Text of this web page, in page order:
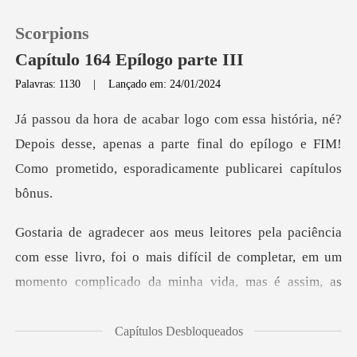
0
Sair
Scorpions
Capítulo 164 Epílogo parte III
Palavras: 1130 |Lançado em: 24/01/2024
Depois desse, apenas a parte final do epílogo e FIM!
Com
esse livro, foi o mais difícil de completar, em um
momento
Capítulos Desbloqueados